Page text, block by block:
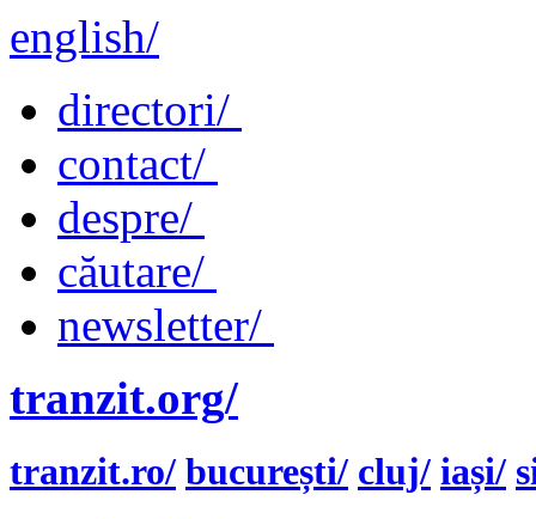
english/
directori/
contact/
despre/
căutare/
newsletter/
tranzit.org/
tranzit.ro/ bucurești/ cluj/ iași/